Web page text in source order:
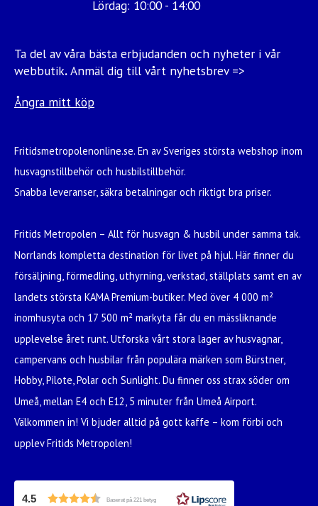
Lördag: 10:00 - 14:00
Ta del av våra bästa erbjudanden och nyheter i vår
webbutik.Anmäl dig till vårt nyhetsbrev =>
Ångra mitt köp
Fritidsmetropolenonline.se. En av Sveriges största webshop inom
husvagnstillbehör och husbilstillbehör.
Snabba leveranser, säkra betalningar och riktigt bra priser.
Fritids Metropolen – Allt för husvagn & husbil under samma tak.
Norrlands kompletta destination för livet på hjul. Här finner du
försäljning, förmedling, uthyrning, verkstad, ställplats samt en av
landets största KAMA Premium-butiker. Med över 4 000 m²
inomhusyta och 17 500 m² markyta får du en mässliknande
upplevelse året runt. Utforska vårt stora lager av husvagnar,
campervans och husbilar från populära märken som Bürstner,
Hobby, Pilote, Polar och Sunlight. Du finner oss strax söder om
Umeå, mellan E4 och E12, 5 minuter från Umeå Airport.
Välkommen in! Vi bjuder alltid på gott kaffe – kom förbi och
upplev Fritids Metropolen!
4.5 Baserat på 221 betyg